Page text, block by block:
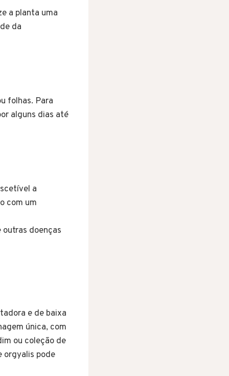
a planta uma
da
folhas. Para
alguns dias até
a
com um
doenças
e de baixa
única, com
ou coleção de
orgyalis pode